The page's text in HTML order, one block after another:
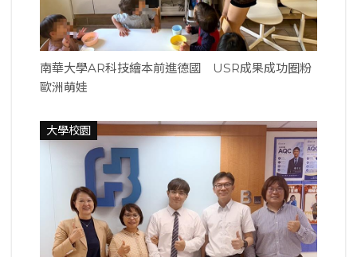
南華大學AR科技繪本前進德國 USR成果成功圈粉
歐洲萌娃
大學校園